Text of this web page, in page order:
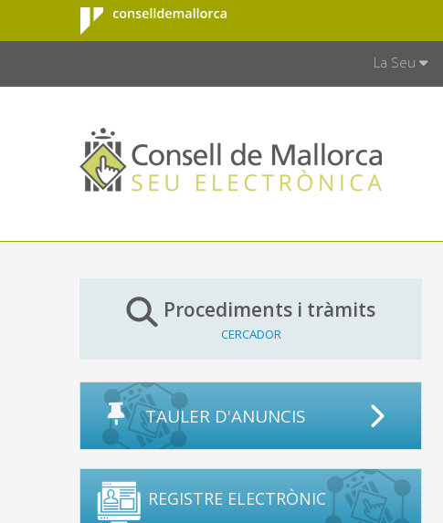
Salta al contingut principal
Consell de
Mallorca
La Seu
Procediments i tràmits
CERCADOR
TAULER D'ANUNCIS
REGISTRE ELECTRÒNIC